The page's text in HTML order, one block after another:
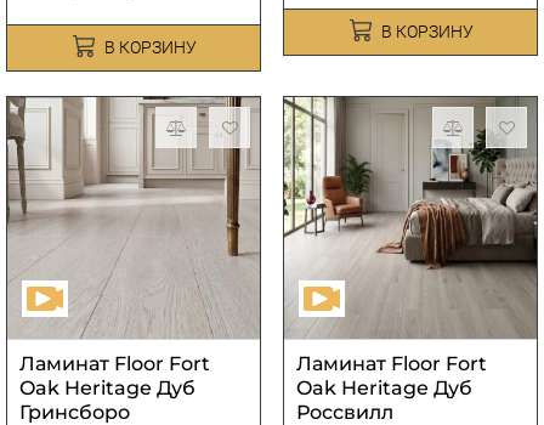
В КОРЗИНУ
В КОРЗИНУ
Ламинат Floor Fort
Oak Heritage Дуб
Гринсборо
Ламинат Floor Fort
Oak Heritage Дуб
Россвилл